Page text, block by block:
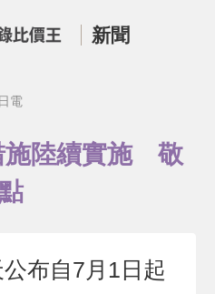
新聞
電
施陸續實施 敬
布自7月1日起